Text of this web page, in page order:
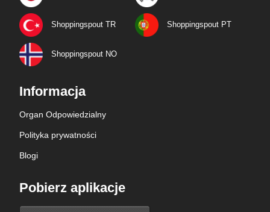
Shoppingspout TR Shoppingspout PT
Shoppingspout NO
Informacja
Organ Odpowiedzialny
Polityka prywatności
Blogi
Pobierz aplikacje